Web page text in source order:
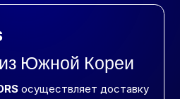
Южной Кореи
осуществляет доставку